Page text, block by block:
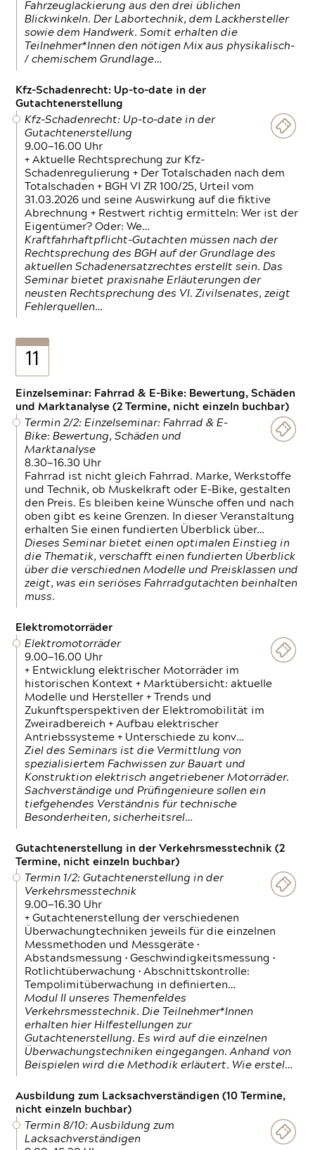
Fahrzeuglackierung aus den drei üblichen
Blickwinkeln. Der Labortechnik, dem Lackhersteller
sowie dem Handwerk. Somit erhalten die
Teilnehmer*Innen den nötigen Mix aus physikalisch-
/ chemischem Grundlage…
Kfz-Schadenrecht: Up-to-date in der
Gutachtenerstellung
Kfz-Schadenrecht: Up-to-date in der
Gutachtenerstellung
9.00—16.00 Uhr
+ Aktuelle Rechtsprechung zur Kfz-
Schadenregulierung + Der Totalschaden nach dem
Totalschaden + BGH VI ZR 100/25, Urteil vom
31.03.2026 und seine Auswirkung auf die fiktive
Abrechnung + Restwert richtig ermitteln: Wer ist der
Eigentümer? Oder: We…
Kraftfahrhaftpflicht-Gutachten müssen nach der
Rechtsprechung des BGH auf der Grundlage des
aktuellen Schadenersatzrechtes erstellt sein. Das
Seminar bietet praxisnahe Erläuterungen der
neusten Rechtsprechung des VI. Zivilsenates, zeigt
Fehlerquellen…
11
Einzelseminar: Fahrrad & E-Bike: Bewertung, Schäden
und Marktanalyse (2 Termine, nicht einzeln buchbar)
Termin 2/2: Einzelseminar: Fahrrad & E-
Bike: Bewertung, Schäden und
Marktanalyse
8.30—16.30 Uhr
Fahrrad ist nicht gleich Fahrrad. Marke, Werkstoffe
und Technik, ob Muskelkraft oder E-Bike, gestalten
den Preis. Es bleiben keine Wünsche offen und nach
oben gibt es keine Grenzen. In dieser Veranstaltung
erhalten Sie einen fundierten Überblick über…
Dieses Seminar bietet einen optimalen Einstieg in
die Thematik, verschafft einen fundierten Überblick
über die verschiednen Modelle und Preisklassen und
zeigt, was ein seriöses Fahrradgutachten beinhalten
muss.
Elektromotorräder
Elektromotorräder
9.00—16.00 Uhr
+ Entwicklung elektrischer Motorräder im
historischen Kontext + Marktübersicht: aktuelle
Modelle und Hersteller + Trends und
Zukunftsperspektiven der Elektromobilität im
Zweiradbereich + Aufbau elektrischer
Antriebssysteme + Unterschiede zu konv…
Ziel des Seminars ist die Vermittlung von
spezialisiertem Fachwissen zur Bauart und
Konstruktion elektrisch angetriebener Motorräder.
Sachverständige und Prüfingenieure sollen ein
tiefgehendes Verständnis für technische
Besonderheiten, sicherheitsrel…
Gutachtenerstellung in der Verkehrsmesstechnik (2
Termine, nicht einzeln buchbar)
Termin 1/2: Gutachtenerstellung in der
Verkehrsmesstechnik
9.00—16.30 Uhr
+ Gutachtenerstellung der verschiedenen
Überwachungtechniken jeweils für die einzelnen
Messmethoden und Messgeräte •
Abstandsmessung • Geschwindigkeitsmessung •
Rotlichtüberwachung • Abschnittskontrolle:
Tempolimitüberwachung in definierten…
Modul II unseres Themenfeldes
Verkehrsmesstechnik. Die Teilnehmer*Innen
erhalten hier Hilfestellungen zur
Gutachtenerstellung. Es wird auf die einzelnen
Überwachungstechniken eingegangen. Anhand von
Beispielen wird die Methodik erläutert. Wie erstel…
Ausbildung zum Lacksachverständigen (10 Termine,
nicht einzeln buchbar)
Termin 8/10: Ausbildung zum
Lacksachverständigen